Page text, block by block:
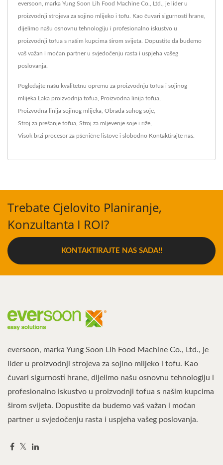
eversoon, marka Yung Soon Lih Food Machine Co., Ltd., je lider u
proizvodnji strojeva za sojino mlijeko i tofu. Kao čuvari sigurnosti hrane,
dijelimo našu osnovnu tehnologiju i profesionalno iskustvo u
proizvodnji tofua s našim kupcima širom svijeta. Dopustite da budemo
vaš važan i moćan partner u svjedočenju rasta i uspjeha vašeg
poslovanja.
Pogledajte našu kvalitetnu opremu za proizvodnju tofua i sojinog
mlijeka Laka proizvodnja tofua Proizvodna linija tofua
Proizvodna linija sojinog mlijeka Obrada suhog soje
Stroj za prešanje tofua Stroj za mljevenje soje i riže
Visok brzi procesor za pšenične listove i slobodno Kontaktirajte nas
Trebate Cjelovito Planiranje,
Konzultanta I ROI?
KONTAKTIRAJTE NAS SADA!!
eversoon, marka Yung Soon Lih Food Machine Co., Ltd., je
lider u proizvodnji strojeva za sojino mlijeko i tofu. Kao
čuvari sigurnosti hrane, dijelimo našu osnovnu tehnologiju i
profesionalno iskustvo u proizvodnji tofua s našim kupcima
širom svijeta. Dopustite da budemo vaš važan i moćan
partner u svjedočenju rasta i uspjeha vašeg poslovanja.